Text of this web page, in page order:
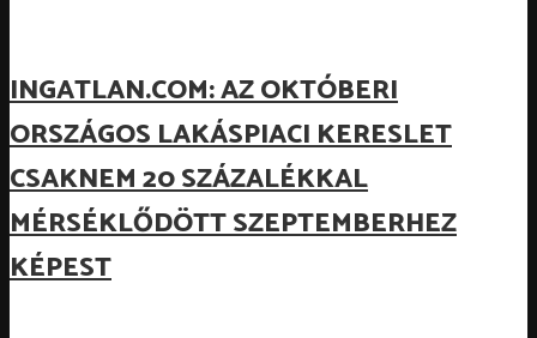
INGATLAN.COM: AZ OKTÓBERI
ORSZÁGOS LAKÁSPIACI KERESLET
CSAKNEM 20 SZÁZALÉKKAL
MÉRSÉKLŐDÖTT SZEPTEMBERHEZ
KÉPEST